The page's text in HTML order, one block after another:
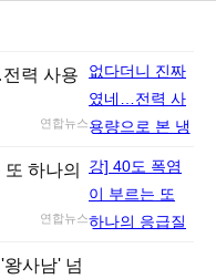
력 사용
연합뉴스
하나의
연합뉴스
사남' 넘